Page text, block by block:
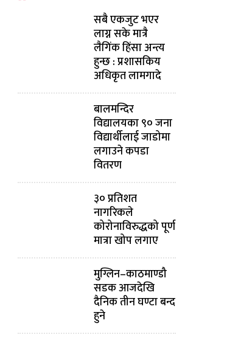
सबै एकजुट भएर
लाग्न सके मात्रै
लैगिंक हिंसा अन्त्य
हुन्छ : प्रशासकिय
अधिकृत लामगादे
बालमन्दिर
विद्यालयका ९० जना
विद्यार्थीलाई जाडोमा
लगाउने कपडा
वितरण
३० प्रतिशत
नागरिकले
कोरोनाविरुद्धको पूर्ण
मात्रा खोप लगाए
मुग्लिन–काठमाण्डौ
सडक आजदेखि
दैनिक तीन घण्टा बन्द
हुने